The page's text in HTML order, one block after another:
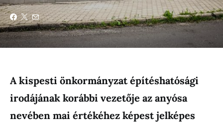
A kispesti önkormányzat építéshatósági
irodájának korábbi vezetője az anyósa
nevében mai értékéhez képest jelképes